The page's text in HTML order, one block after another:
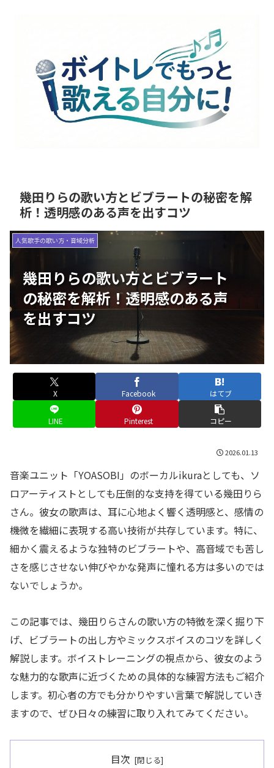
幾田りらの歌い方とビブラートの秘密を解
析！透明感のある声を出すコツ
幾田りらの歌い方とビブラート
の秘密を解析！透明感のある声
を出すコツ
人気歌手の歌い方・音域分析
X Facebook はてブ
LINE Pinterest コピー
2026.01.13
音楽ユニット「YOASOBI」のボーカルikuraとしても、ソ
ロアーティストとしても圧倒的な支持を得ている幾田りら
さん。彼女の歌声は、耳に心地よく響く透明感と、感情の
機微を繊細に表現する高い技術が共存しています。特に、
細かく震えるような独特のビブラートや、高音域でも苦し
さを感じさせない伸びやかな発声に憧れる方は多いのでは
ないでしょうか。
この記事では、幾田りらさんの歌い方の特徴を深く掘り下
げ、ビブラートの出し方やミックスボイスのコツを詳しく
解説します。ボイストレーニングの視点から、彼女のよう
な魅力的な歌声に近づくための具体的な練習方法もご紹介
します。初心者の方でも分かりやすい言葉で解説していき
ますので、ぜひ日々の練習に取り入れてみてください。
目次